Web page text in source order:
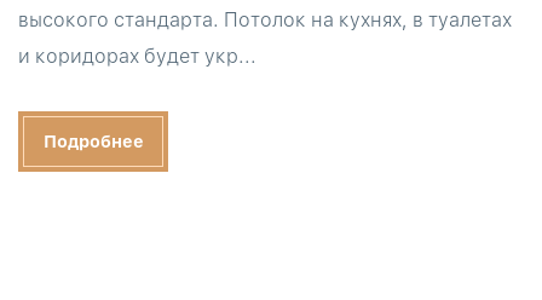
высокого стандарта. Потолок на кухнях, в туалетах
и ​​коридорах будет укр...
Подробнее